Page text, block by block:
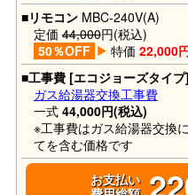
■リモコンMBC-240V(A)
定価 44,000円(税込)
50％OFF
特価 22,000
■工事費 [エコジョーズタイプ]
ガス給湯器交換工事費
一式 44,000円(税込)
※工事費はガス給湯器交換
てを含む価格です
お支払い